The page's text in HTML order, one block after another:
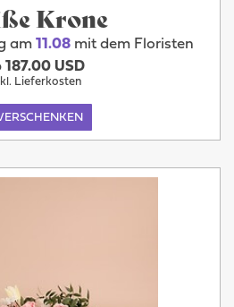
Krone
am 11.08mit dem Floristen
187.00 USD
Lieferkosten